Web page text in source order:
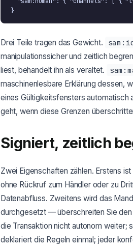
}
Drei Teile tragen das Gewicht.
manipulationssicher und zeitlich
liest, behandelt ihn als veraltet.
maschinenlesbare Erklärung dessen,
eines Gültigkeitsfensters automatisch
geht, wenn diese Grenzen
Signiert, zeitlich
Zwei Eigenschaften zählen. Erstens
ohne Rückruf zum Händler oder zu
Datenabfluss. Zweitens wird das
durchgesetzt — überschreiten Sie den
die Transaktion nicht autonom weiter;
deklariert die Regeln einmal; jeder